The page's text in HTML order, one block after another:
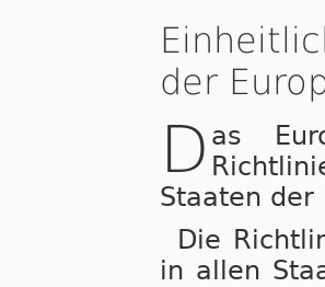
der
D as
Staaten der
Die
in allen